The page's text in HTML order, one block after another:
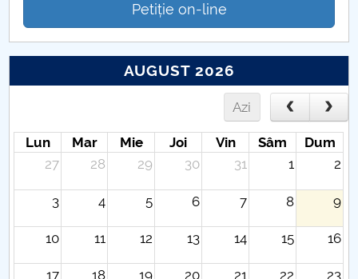
Petiție on-line
AUGUST 2026
Azi
Lun Mar Mie Joi Vin Sâm
Dum
27
28 29 30 31 1 2
3 4 5 6 7 8 9
10 11 12 13 14 15 16
17 18 19 20 21 22 23